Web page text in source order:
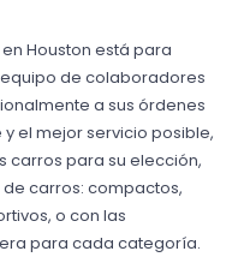
Houston está para
de colaboradores
a sus órdenes
el mejor servicio posible,
carros para su elección,
carros: compactos,
o con las
para cada categoría.